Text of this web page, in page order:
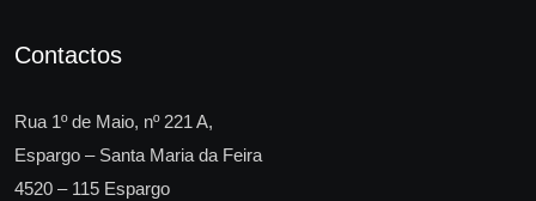
Contactos
Rua 1º de Maio, nº 221 A,
Espargo – Santa Maria da Feira
4520 – 115 Espargo